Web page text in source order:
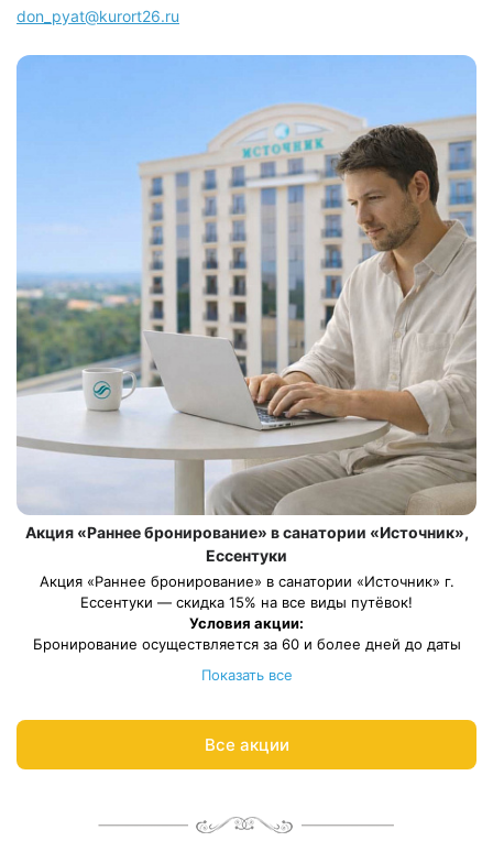
don_pyat@kurort26.ru
Акция «Раннее бронирование» в санатории «Источник»,
Ессентуки
Акция «Раннее бронирование» в санатории «Источник» г.
Ессентуки — скидка 15% на все виды путёвок!
Условия акции:
Бронирование осуществляется за 60 и более дней до даты
Скидка по данной акции не суммируется с другими
27 декабря 2026.
Рассчитаем цену со скидкой и забронируем отдых по акции:
Показать все
Все акции